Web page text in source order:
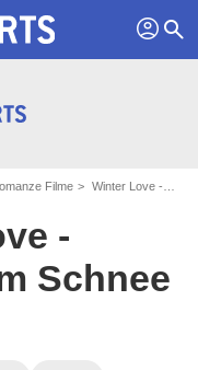
profil search
Filme Winter Love - Liebeszauber im Schnee
-
Schnee